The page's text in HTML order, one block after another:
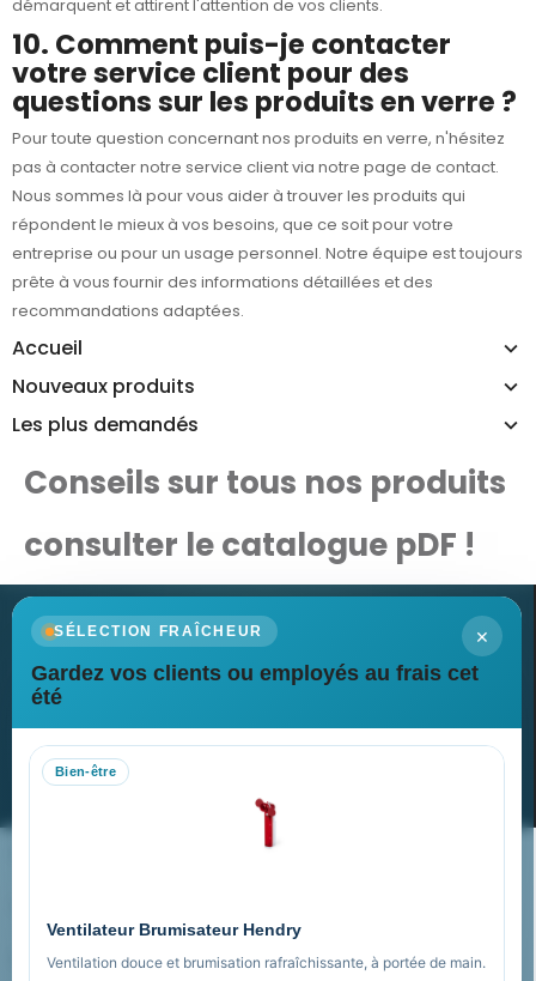
Accueil
Nouveaux produits
Les plus demandés
Conseils sur tous nos produits
consulter le catalogue pDF !
démarquent et attirent l'attention de vos clients.
10. Comment puis-je contacter
votre service client pour des
questions sur les produits en verre ?
Pour toute question concernant nos produits en verre, n'hésitez
pas à contacter notre service client via notre page de contact.
Nous sommes là pour vous aider à trouver les produits qui
répondent le mieux à vos besoins, que ce soit pour votre
entreprise ou pour un usage personnel. Notre équipe est toujours
prête à vous fournir des informations détaillées et des
recommandations adaptées.
×
SÉLECTION FRAÎCHEUR
Gardez vos clients ou employés au frais cet
été
Bien-être
Ventilateur Brumisateur Hendry
Ventilation douce et brumisation rafraîchissante, à portée de main.
Newsletter
Recevez nos dernières nouvelles et nos offres spéciales
Nos expertises & accompagnement global
FAQ sur Promenoch Goodies Pub France